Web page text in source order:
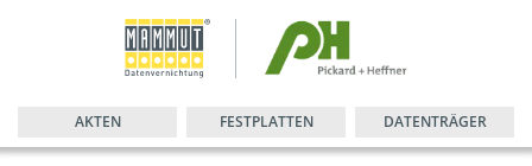
AKTEN FESTPLATTEN DATENTRÄGER